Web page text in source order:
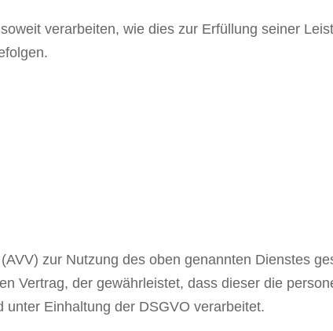
verarbeiten, wie dies zur Erfüllung seiner
zur Nutzung des oben genannten Dienstes
Vertrag, der gewährleistet, dass dieser die
Einhaltung der DSGVO verarbeitet.